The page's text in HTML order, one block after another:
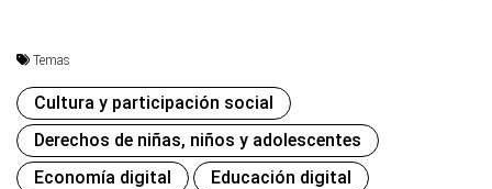
Temas
Cultura y participación social
Derechos de niñas, niños y adolescentes
Economía digital
Educación digital